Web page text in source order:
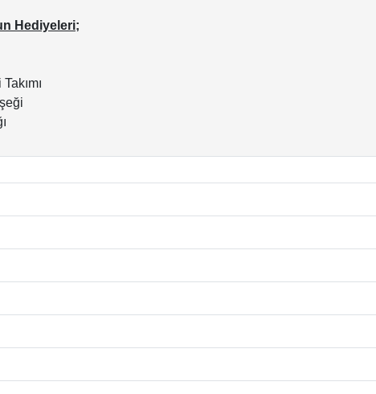
Hediyeleri;